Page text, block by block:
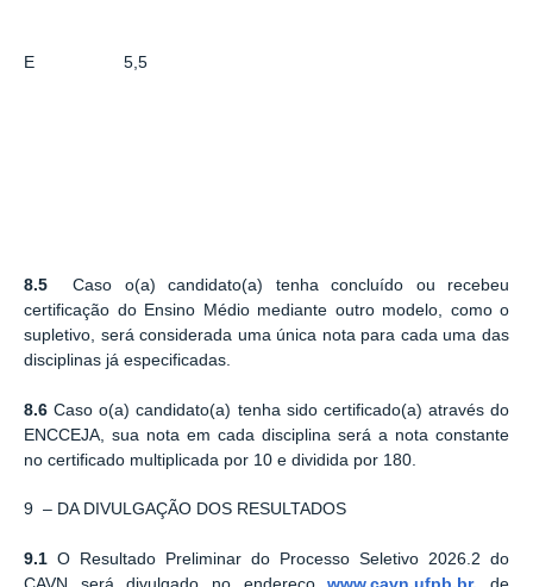
E 5,5
8.5 Caso o(a) candidato(a) tenha concluído ou recebeu
certificação do Ensino Médio mediante outro modelo, como o
supletivo, será considerada uma única nota para cada uma das
disciplinas já especificadas.
8.6Caso o(a) candidato(a) tenha sido certificado(a) através do
ENCCEJA, sua nota em cada disciplina será a nota constante
no certificado multiplicada por 10 e dividida por 180.
9 – DA DIVULGAÇÃO DOS RESULTADOS
9.1 O Resultado Preliminar do Processo Seletivo 2026.2 do